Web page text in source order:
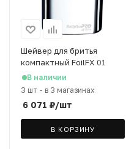
Шейвер для бритья
компактный FoilFX 01
В наличии
3 шт - в 3 магазинах
6 071 ₽/шт
В КОРЗИНУ